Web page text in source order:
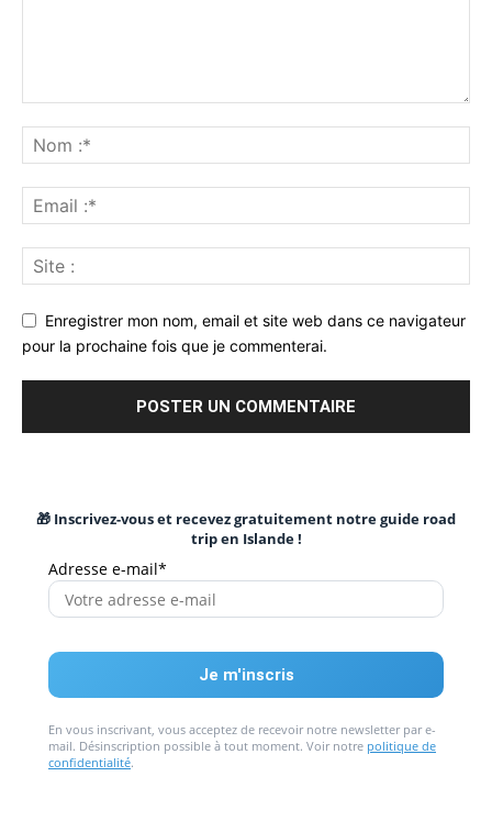
Enregistrer mon nom, email et site web dans ce navigateur
pour la prochaine fois que je commenterai.
🎁 Inscrivez-vous et recevez gratuitement notre guide road
trip en Islande !
Adresse e-mail*
En vous inscrivant, vous acceptez de recevoir notre newsletter par e-
mail. Désinscription possible à tout moment. Voir notre politique de
confidentialité.